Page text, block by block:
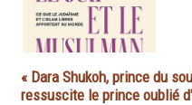
« Dara Shukoh, prince du
ressuscite le prince oublié